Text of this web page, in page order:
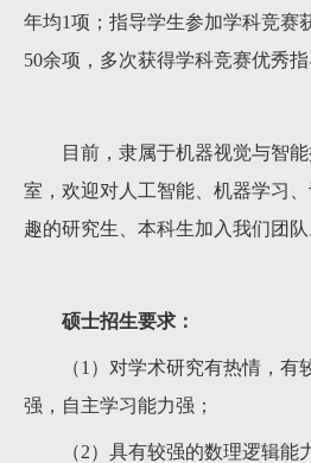
年均1项；指导学生参加学科竞赛
50余项，多次获得学科竞赛优秀指
目前，隶属于机器视觉与智
室，欢迎对人工智能、机器学习
趣的研究生、本科生加入我们团队
硕士招生要求：
（1）对学术研究有热情，有
强，自主学习能力强；
（2）具有较强的数理逻辑